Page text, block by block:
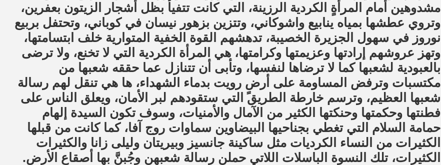
مشدوهين أمام المرأةٍ الكردية الرزينة، التي كانت تتفيأ بظل أشجار الزيتون بعفرين،
وتروي عطشها بمياه ينابيع واشوكاني، وتتزين بزهور نيسان في كوباني، وتحتفل بربيع
نوروز في سهول الجزيرة الخصيبة، تدهشهم القوة الخفية المتوارية خلف ابتسامتها،
وتهز عروشهم إرادتها وعزيمتها وكرامتها، هي المرأة الكردية التي لا تخنع، ولا ترضى
بالعبودية لشعبها كما لا ترضاها لنفسها، وتأبى أن تتنازل عما حققه شعبها من
مكتسبات وترفض المساومة على أرضٍ رويت بدماء الشهداء، ها هي تنقل لهم رسالة
شعبها العظيم، وترسم خارطة الطريق التي ستقودهم لبر الأمان، ويعلق الناس على
فطنتها وحكمتها وحنكتها الكثير من الآمال والأمنيات، وسوف تكون السيدة إلهام
حمامة السلام التي تغطي بجناحيها البيضاوين سماوات روج آفا، كما كانت من قبلها
الكثيرات من النساء الكرديات مثل ساكينة جانسيز وبيريتان وليلى زانا والكثيرات
الكثيرات، تلك النسوة الباسلات اللاتي حملن رسالة شعبهن وجُبنَّ بها أصقاع الأرض.